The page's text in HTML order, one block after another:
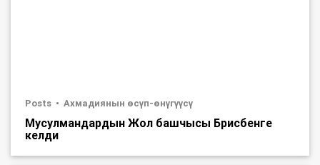
Posts Ахмадиянын өсүп-өнүгүүсү
Мусулмандардын Жол башчысы Брисбенге
келди